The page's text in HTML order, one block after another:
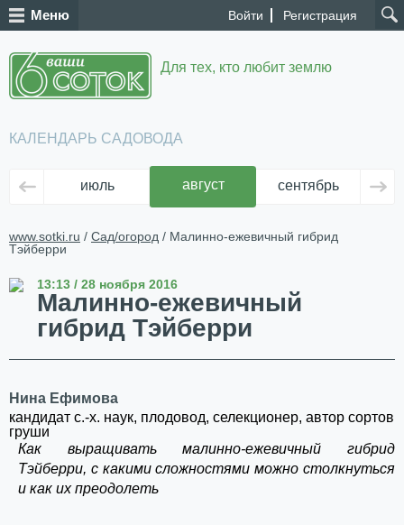
Войти Регистрация
Меню
Для тех, кто любит землю
КАЛЕНДАРЬ САДОВОДА
июль август сентябрь
www.sotki.ru / Сад/огород / Малинно-ежевичный гибрид
Тэйберри
13:13 / 28 ноября 2016
Малинно-ежевичный
гибрид Тэйберри
Нина Ефимова
кандидат с.-х. наук, плодовод, селекционер, автор сортов
груши
Как выращивать малинно-ежевичный гибрид
Тэйберри, с какими сложностями можно столкнуться
и как их преодолеть